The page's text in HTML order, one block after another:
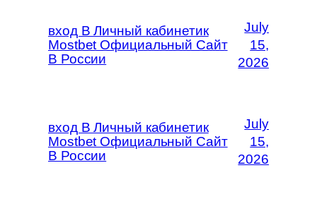
вход В Личный кабинетик
Mostbet Официальный Сайт
В России
July
15,
2026
вход В Личный кабинетик
Mostbet Официальный Сайт
В России
July
15,
2026